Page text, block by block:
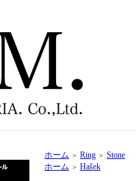
ホーム ＞ Ring ＞ Stone
ホーム ＞ Hašek